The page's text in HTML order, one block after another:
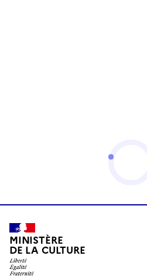
MINISTÈRE
DE LA CULTURE